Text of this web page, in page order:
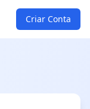
Criar Conta